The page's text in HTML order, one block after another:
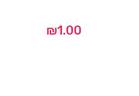
₪1.00